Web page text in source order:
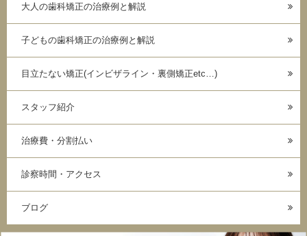
大人の歯科矯正の治療例と解説
子どもの歯科矯正の治療例と解説
目立たない矯正(インビザライン・裏側矯正etc…)
スタッフ紹介
治療費・分割払い
診察時間・アクセス
ブログ